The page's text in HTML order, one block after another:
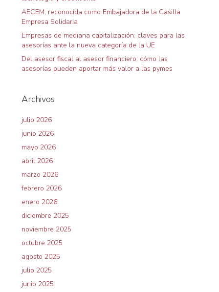
AECEM, reconocida como Embajadora de la Casilla
Empresa Solidaria
Empresas de mediana capitalización: claves para las
asesorías ante la nueva categoría de la UE
Del asesor fiscal al asesor financiero: cómo las
asesorías pueden aportar más valor a las pymes
Archivos
julio 2026
junio 2026
mayo 2026
abril 2026
marzo 2026
febrero 2026
enero 2026
diciembre 2025
noviembre 2025
octubre 2025
agosto 2025
julio 2025
junio 2025